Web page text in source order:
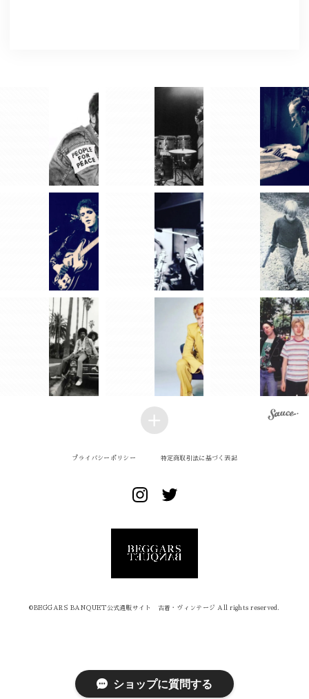
プライバシーポリシー 特定商取引法に基づく表記
©︎BEGGARS BANQUET公式通販サイト 古着・ヴィンテージ All rights reserved.
ショップに質問する